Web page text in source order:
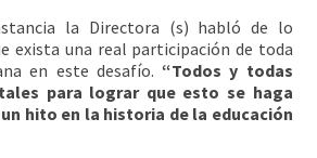
la Directora (s) habló de lo
exista una real participación de toda
en este desafío. “Todos y todas
para lograr que esto se haga
hito en la historia de la educación